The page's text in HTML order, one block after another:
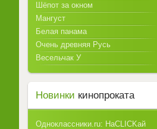
Шёпот за окном
Мангуст
Белая панама
Очень древняя Русь
Весельчак У
Новинки кинопроката
Одноклассники.ru: НаCLICKай